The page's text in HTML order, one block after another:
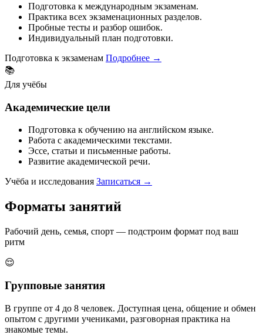
Подготовка к международным экзаменам.
Практика всех экзаменационных разделов.
Пробные тесты и разбор ошибок.
Индивидуальный план подготовки.
Подготовка к экзаменам Подробнее →
📚
Для учёбы
Академические цели
Подготовка к обучению на английском языке.
Работа с академическими текстами.
Эссе, статьи и письменные работы.
Развитие академической речи.
Учёба и исследования Записаться →
Форматы занятий
Рабочий день, семья, спорт — подстроим формат под ваш
ритм
😌
Групповые занятия
В группе от 4 до 8 человек. Доступная цена, общение и обмен
опытом с другими учениками, разговорная практика на
знакомые темы.